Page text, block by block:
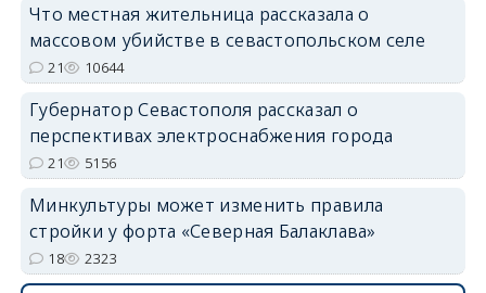
Что местная жительница рассказала о
массовом убийстве в севастопольском селе
21 10644
Губернатор Севастополя рассказал о
перспективах электроснабжения города
21 5156
Минкультуры может изменить правила
стройки у форта «Северная Балаклава»
18 2323